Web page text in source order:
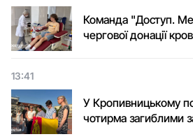
Команда "Доступ.
чергової донації
13:41
У Кропивницькому
чотирма загиблими